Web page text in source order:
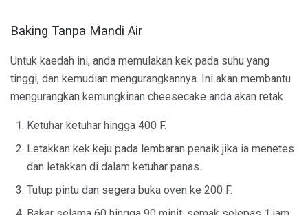
Baking Tanpa Mandi Air
Untuk kaedah ini, anda memulakan kek pada suhu yang
tinggi, dan kemudian mengurangkannya. Ini akan membantu
mengurangkan kemungkinan cheesecake anda akan retak.
Ketuhar ketuhar hingga 400 F.
Letakkan kek keju pada lembaran penaik jika ia menetes
dan letakkan di dalam ketuhar panas.
Tutup pintu dan segera buka oven ke 200 F.